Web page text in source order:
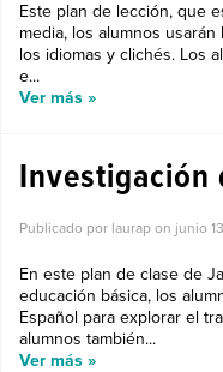
Este plan de lección, que
media, los alumnos
los idiomas y clichés. Los
e...
Ver más »
Investigación
Publicado por laurap on junio
En este plan de clase de
educación básica, los
Español para explorar el
alumnos también...
Ver más »